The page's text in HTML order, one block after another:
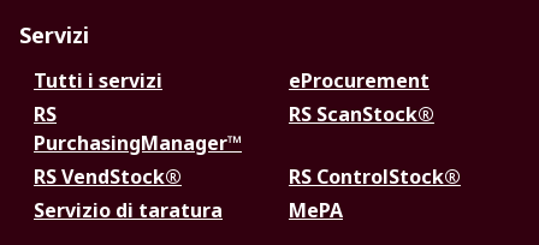
Servizi
Tutti i servizi
eProcurement
RS
PurchasingManager™
RS ScanStock®
RS VendStock®
RS ControlStock®
Servizio di taratura
MePA